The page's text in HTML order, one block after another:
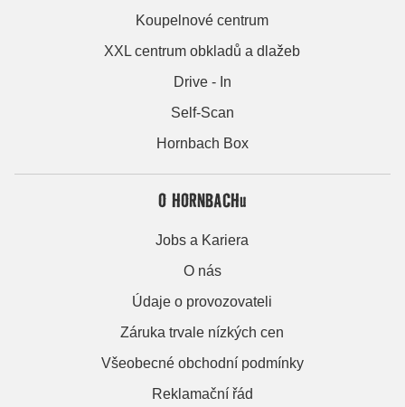
Koupelnové centrum
XXL centrum obkladů a dlažeb
Drive - In
Self-Scan
Hornbach Box
O HORNBACHu
Jobs a Kariera
O nás
Údaje o provozovateli
Záruka trvale nízkých cen
Všeobecné obchodní podmínky
Reklamační řád